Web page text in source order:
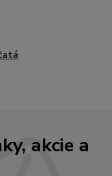
akcie a